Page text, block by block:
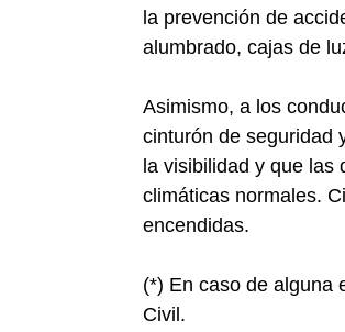
la prevención de
alumbrado, cajas de
Asimismo, a los
cinturón de seguridad
la visibilidad y que
climáticas normales.
encendidas.
(*) En caso de alguna
Civil.